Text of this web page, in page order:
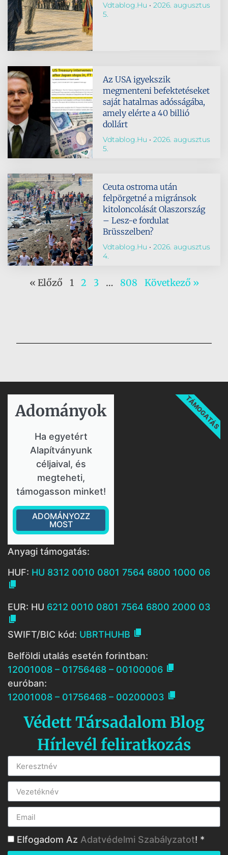
Vdtablog.hu
2026. augusztus
5.
Az USA igyekszik
megmenteni befektetéseket
saját hatalmas adósságába,
amely elérte a 40 billió
dollárt
Vdtablog.hu
2026. augusztus
5.
Ceuta ostroma után
felpörgetné a migránsok
kitoloncolását Olaszország
– Lesz-e fordulat
Brüsszelben?
Vdtablog.hu
2026. augusztus
4.
« Előző 1 2 3 … 808 Következő »
Adományok​
Ha egyetért
Alapítványunk
céljaival, és
megteheti,
támogasson minket!
ADOMÁNYOZZ
MOST
TÁMOGATÁS
Anyagi támogatás:
HUF: HU 8312 0010 0801 7564 6800 1000 06

EUR: HU 6212 0010 0801 7564 6800 2000 03

SWIFT/BIC kód: UBRTHUHB 
Belföldi utalás esetén forintban:
12001008 – 01756468 – 00100006 
euróban:
12001008 – 01756468 – 00200003 
Védett Társadalom Blog
Hírlevél feliratkozás
Elfogadom Az Adatvédelmi Szabályzatot! *